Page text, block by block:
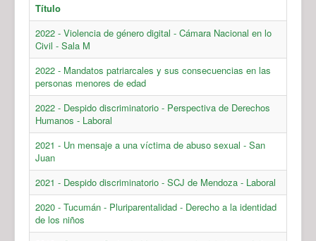
Título
2022 - Violencia de género digital - Cámara Nacional en lo
Civil - Sala M
2022 - Mandatos patriarcales y sus consecuencias en las
personas menores de edad
2022 - Despido discriminatorio - Perspectiva de Derechos
Humanos - Laboral
2021 - Un mensaje a una víctima de abuso sexual - San
Juan
2021 - Despido discriminatorio - SCJ de Mendoza - Laboral
2020 - Tucumán - Pluriparentalidad - Derecho a la identidad
de los niños